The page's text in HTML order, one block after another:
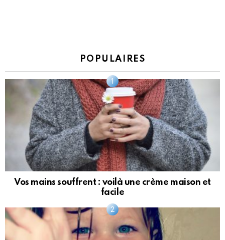
POPULAIRES
Vos mains souffrent : voilà une crème maison et
facile